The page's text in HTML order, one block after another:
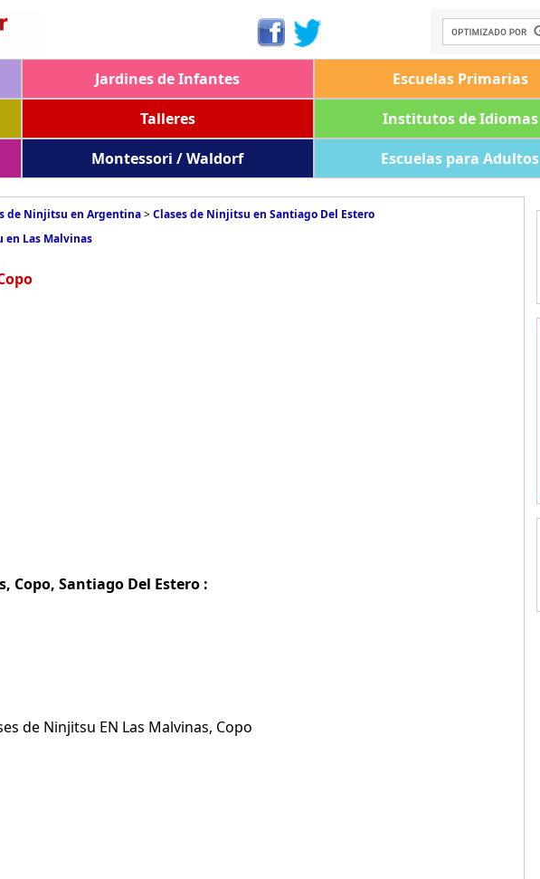
Jardines de Infantes Escuelas Primarias
Talleres Institutos de Idiomas
Montessori / Waldorf Escuelas para Adultos
de Ninjitsu en Argentina>Clases de Ninjitsu en Santiago Del Estero
en Las Malvinas
Copo, Santiago Del Estero :
de Ninjitsu EN Las Malvinas, Copo